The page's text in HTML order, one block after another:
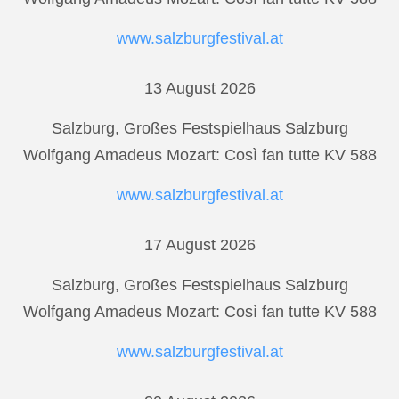
www.salzburgfestival.at
13 August 2026
Salzburg, Großes Festspielhaus Salzburg
Wolfgang Amadeus Mozart: Così fan tutte KV 588
www.salzburgfestival.at
17 August 2026
Salzburg, Großes Festspielhaus Salzburg
Wolfgang Amadeus Mozart: Così fan tutte KV 588
www.salzburgfestival.at